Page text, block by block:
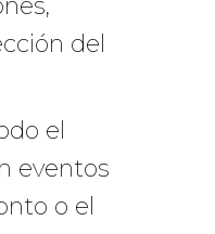
del
el
eventos
o el